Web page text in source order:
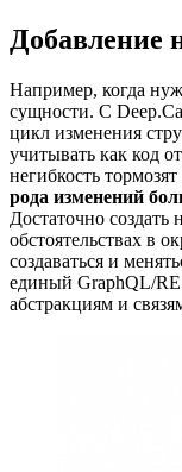
Добавление
Например, когда
сущности. С
цикл изменения
учитывать как код
негибкость
рода изменений
Достаточно
обстоятельствах в
создаваться и
единый GraphQL/
абстракциям и